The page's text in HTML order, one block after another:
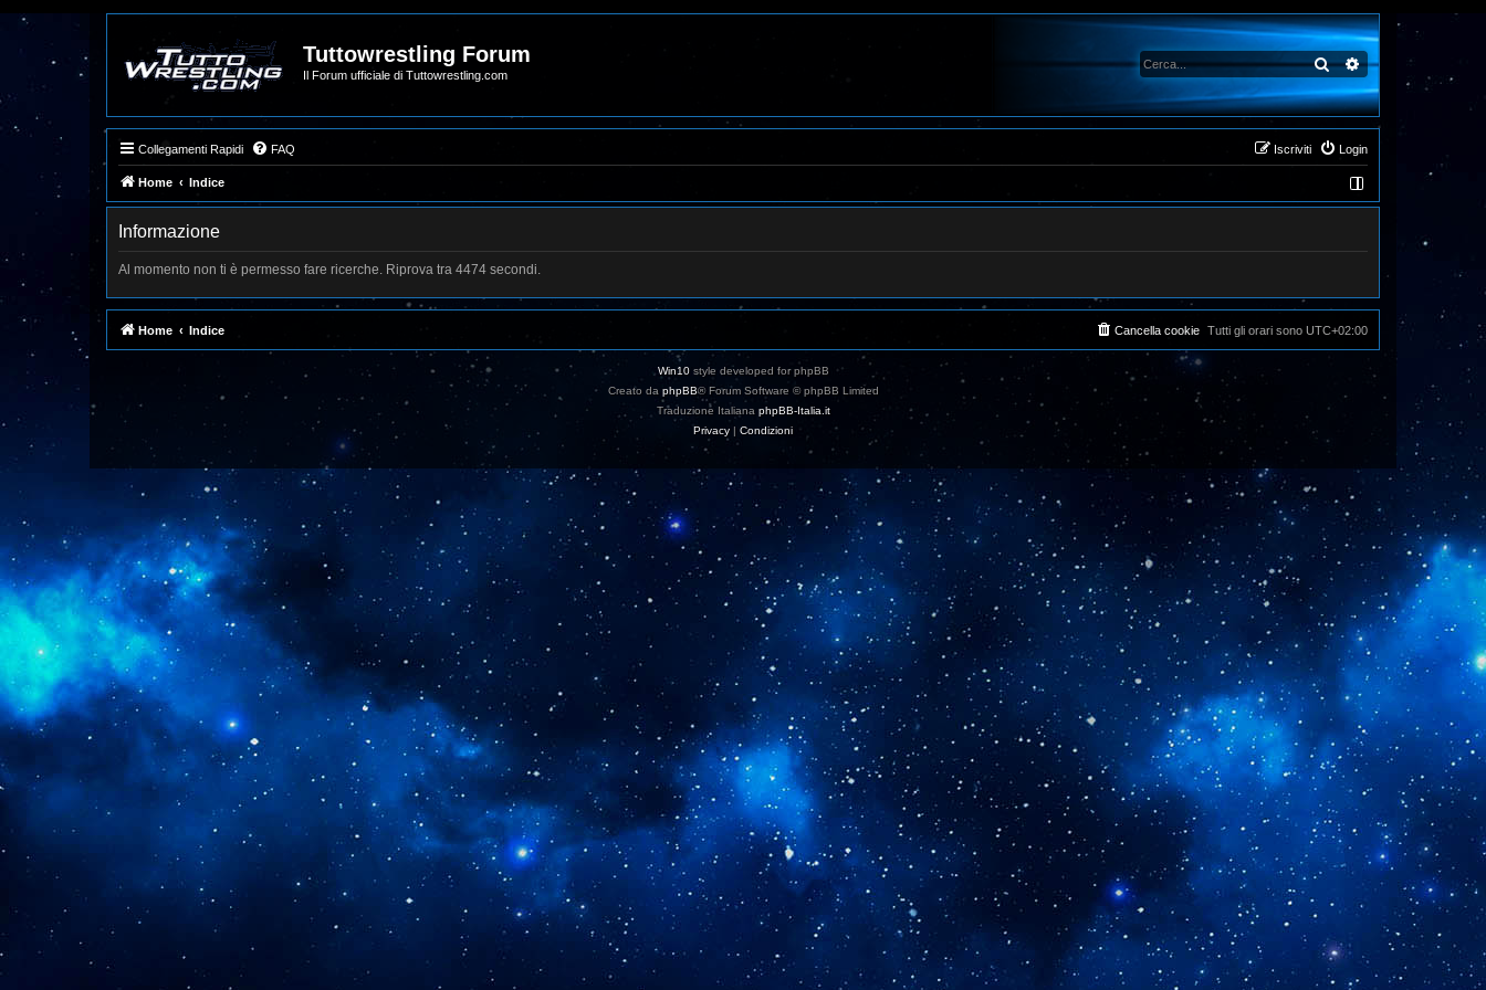
Tuttowrestling Forum
Il Forum ufficiale di Tuttowrestling.com
CercaRicerca avanzata
Collegamenti Rapidi FAQ Login
Iscriviti
Home Indice
Informazione
Al momento non ti è permesso fare ricerche. Riprova tra 4474 secondi.
Home Indice Tutti gli orari sono UTC+02:00
Cancella cookie
Win10style developed for phpBB
Creato da phpBB® Forum Software © phpBB Limited
Traduzione Italiana phpBB-Italia.it
Privacy | Condizioni